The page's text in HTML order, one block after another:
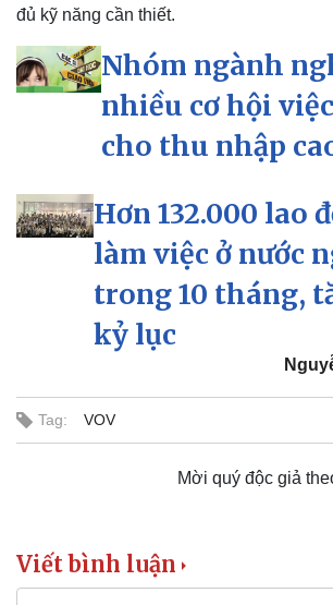
đủ kỹ năng cần thiết.
Nhóm ngành
nhiều cơ hội
cho thu nhập
Hơn 132.000 lao
làm việc ở nước
trong 10 tháng,
kỷ lục
Tag: VOV
Mời quý độc giả
Viết bình luận